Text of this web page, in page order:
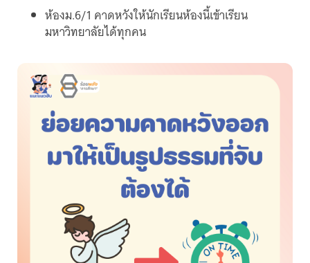
ห้องม.6/1 คาดหวังให้นักเรียนห้องนี้เข้าเรียน
มหาวิทยาลัยได้ทุกคน